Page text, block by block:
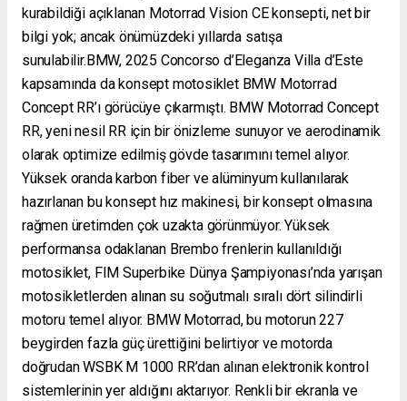
kurabildiği açıklanan Motorrad Vision CE konsepti, net bir
bilgi yok; ancak önümüzdeki yıllarda satışa
sunulabilir.BMW, 2025 Concorso d’Eleganza Villa d’Este
kapsamında da konsept motosiklet BMW Motorrad
Concept RR’ı görücüye çıkarmıştı. BMW Motorrad Concept
RR, yeni nesil RR için bir önizleme sunuyor ve aerodinamik
olarak optimize edilmiş gövde tasarımını temel alıyor.
Yüksek oranda karbon fiber ve alüminyum kullanılarak
hazırlanan bu konsept hız makinesi, bir konsept olmasına
rağmen üretimden çok uzakta görünmüyor. Yüksek
performansa odaklanan Brembo frenlerin kullanıldığı
motosiklet, FIM Superbike Dünya Şampiyonası’nda yarışan
motosikletlerden alınan su soğutmalı sıralı dört silindirli
motoru temel alıyor. BMW Motorrad, bu motorun 227
beygirden fazla güç ürettiğini belirtiyor ve motorda
doğrudan WSBK M 1000 RR’dan alınan elektronik kontrol
sistemlerinin yer aldığını aktarıyor. Renkli bir ekranla ve